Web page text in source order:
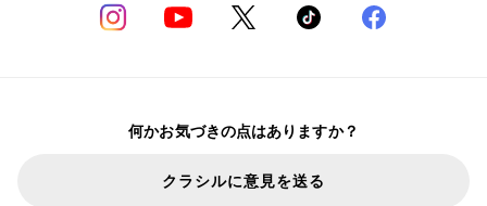
何かお気づきの点はありますか？
クラシルに意見を送る